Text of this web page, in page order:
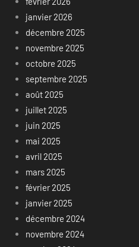
janvier 2026
décembre 2025
novembre 2025
octobre 2025
septembre 2025
août 2025
juillet 2025
juin 2025
mai 2025
avril 2025
mars 2025
février 2025
janvier 2025
décembre 2024
novembre 2024